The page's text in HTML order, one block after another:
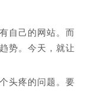
自己的网站。而
势。今天，就让
头疼的问题。要